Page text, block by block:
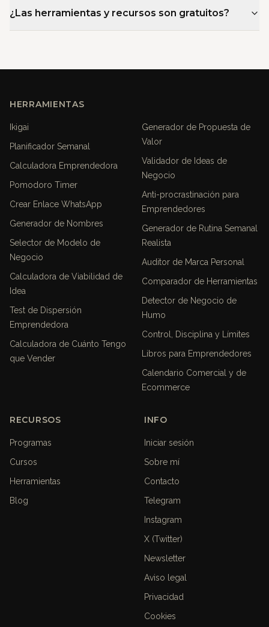
¿Las herramientas y recursos son gratuitos?
HERRAMIENTAS
Ikigai
Planificador Semanal
Calculadora Emprendedora
Pomodoro Timer
Crear Enlace WhatsApp
Generador de Nombres
Selector de Modelo de
Negocio
Calculadora de Viabilidad de
Idea
Test de Dispersión
Emprendedora
Calculadora de Cuánto Tengo
que Vender
Generador de Propuesta de
Valor
Validador de Ideas de
Negocio
Anti-procrastinación para
Emprendedores
Generador de Rutina Semanal
Realista
Auditor de Marca Personal
Comparador de Herramientas
Detector de Negocio de
Humo
Control, Disciplina y Límites
Libros para Emprendedores
Calendario Comercial y de
Ecommerce
RECURSOS
Programas
Cursos
Herramientas
Blog
INFO
Iniciar sesión
Sobre mí
Contacto
Telegram
Instagram
X (Twitter)
Newsletter
Aviso legal
Privacidad
Cookies